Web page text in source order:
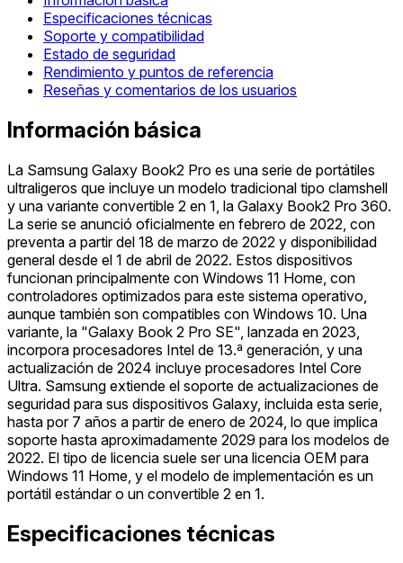
Especificaciones técnicas
Soporte y compatibilidad
Estado de seguridad
Rendimiento y puntos de referencia
Reseñas y comentarios de los usuarios
Información básica
La Samsung Galaxy Book2 Pro es una serie de portátiles
ultraligeros que incluye un modelo tradicional tipo clamshell
y una variante convertible 2 en 1, la Galaxy Book2 Pro 360.
La serie se anunció oficialmente en febrero de 2022, con
preventa a partir del 18 de marzo de 2022 y disponibilidad
general desde el 1 de abril de 2022. Estos dispositivos
funcionan principalmente con Windows 11 Home, con
controladores optimizados para este sistema operativo,
aunque también son compatibles con Windows 10. Una
variante, la "Galaxy Book 2 Pro SE", lanzada en 2023,
incorpora procesadores Intel de 13.ª generación, y una
actualización de 2024 incluye procesadores Intel Core
Ultra. Samsung extiende el soporte de actualizaciones de
seguridad para sus dispositivos Galaxy, incluida esta serie,
hasta por 7 años a partir de enero de 2024, lo que implica
soporte hasta aproximadamente 2029 para los modelos de
2022. El tipo de licencia suele ser una licencia OEM para
Windows 11 Home, y el modelo de implementación es un
portátil estándar o un convertible 2 en 1.
Especificaciones técnicas